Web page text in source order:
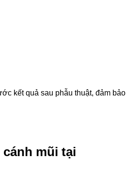
kết quả sau phẫu thuật, đảm bảo
mũi tại